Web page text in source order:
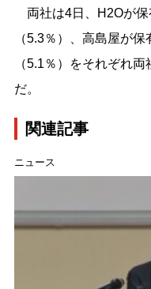
両社は4日、H2Oが保
（5.3％）、高島屋が
（5.1％）をそれぞれ
だ。
関連記事
ニュース